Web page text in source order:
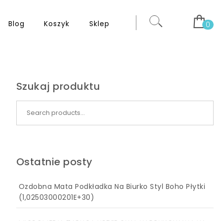
Blog Koszyk Sklep 0
Szukaj produktu
Ostatnie posty
Ozdobna Mata Podkładka Na Biurko Styl Boho Płytki
(1,02503000201E+30)